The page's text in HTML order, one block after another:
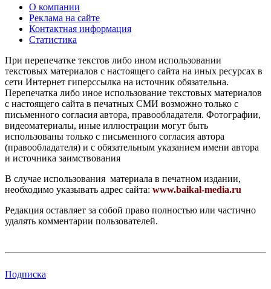
О компании
Реклама на сайте
Контактная информация
Статистика
При перепечатке текстов либо ином использовании
текстовых материалов с настоящего сайта на иных ресурсах в
сети Интернет гиперссылка на источник обязательна.
Перепечатка либо иное использование текстовых материалов
с настоящего сайта в печатных СМИ возможно только с
письменного согласия автора, правообладателя. Фотографии,
видеоматериалы, иные иллюстрации могут быть
использованы только с письменного согласия автора
(правообладателя) и с обязательным указанием имени автора
и источника заимствования
В случае использования материала в печатном издании,
необходимо указывать адрес сайта: www.baikal-media.ru
Редакция оставляет за собой право полностью или частично
удалять комментарии пользователей.
Подписка